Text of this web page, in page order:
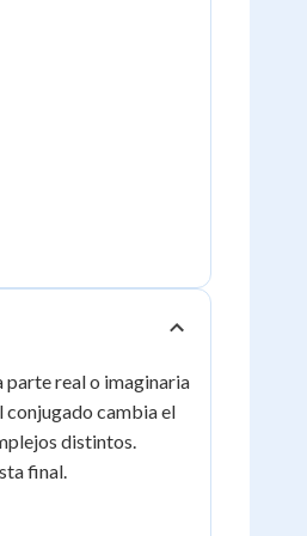
parte real o imaginaria
conjugado cambia el
distintos.
final.